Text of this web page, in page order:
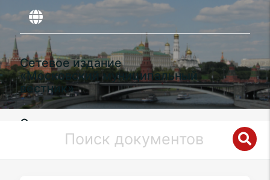
Сетевое издание
«Московский муниципальный
вестник»
Органы местного самоуправления
муниципального округаЧертаново
Центральноев городе Москве